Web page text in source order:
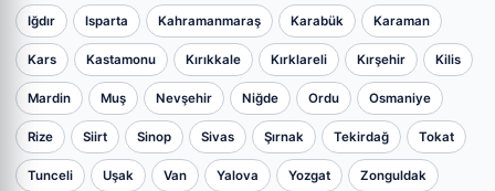
Iğdır Isparta Kahramanmaraş Karabük Karaman
Kars Kastamonu Kırıkkale Kırklareli Kırşehir Kilis
Mardin Muş Nevşehir Niğde Ordu Osmaniye
Rize Siirt Sinop Sivas Şırnak Tekirdağ Tokat
Tunceli Uşak Van Yalova Yozgat Zonguldak